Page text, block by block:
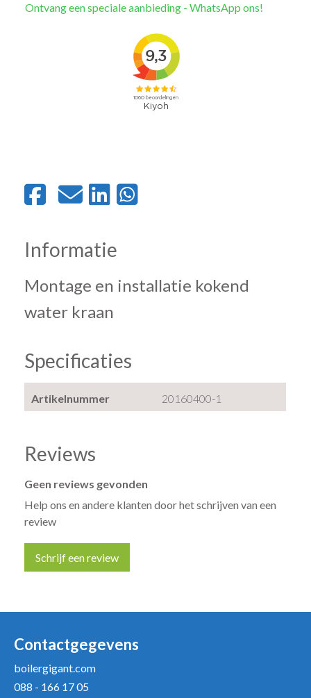
Ontvang een speciale aanbieding - WhatsApp ons!
Informatie
Montage en installatie kokend
water kraan
Specificaties
Artikelnummer 20160400-1
Reviews
Geen reviews gevonden
Help ons en andere klanten door het schrijven van een
review
Schrijf een review
Uw naam *
Uw recensie *
Contactgegevens
boilergigant.com
088 - 166 17 05